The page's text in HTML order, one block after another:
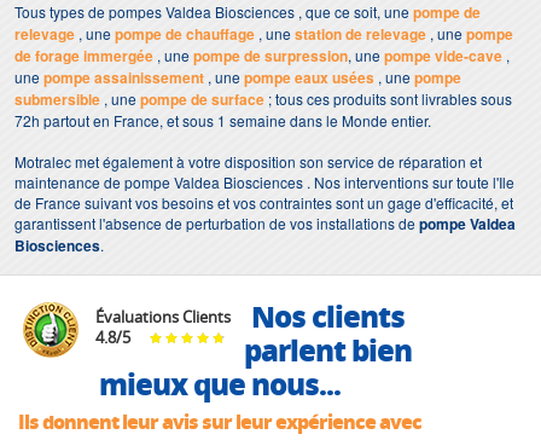
Tous types de pompes Valdea Biosciences , que ce soit, unepompe de
relevage , unepompe de chauffage , unestation de relevage , unepompe
de forage immergée , unepompe de surpression, unepompe vide-cave ,
unepompe assainissement , unepompe eaux usées , unepompe
submersible , unepompe de surface ; tous ces produits sont livrables sous
72h partout en France, et sous 1 semaine dans le Monde entier.
Motralec met également à votre disposition son service de réparation et
maintenance de pompe Valdea Biosciences . Nos interventions sur toute l'Ile
de France suivant vos besoins et vos contraintes sont un gage d'efficacité, et
garantissent l'absence de perturbation de vos installations depompe Valdea
Biosciences.
Évaluations Clients
4.8/5
Nos clients
parlent bien
mieux que nous...
Ils donnent leur avis sur leur expérience avec